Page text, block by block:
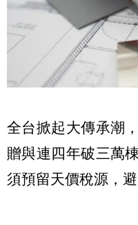
全台掀起大傳承潮
贈與連四年破三萬
須預留天價稅源，